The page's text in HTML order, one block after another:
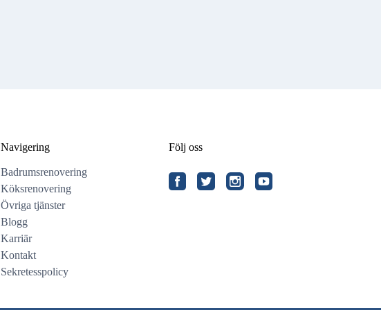
Navigering
Badrumsrenovering
Köksrenovering
Övriga tjänster
Blogg
Karriär
Kontakt
Sekretesspolicy
Följ oss